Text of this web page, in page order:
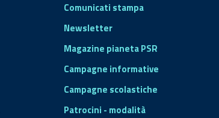
Comunicati stampa
Newsletter
Magazine pianeta PSR
Campagne informative
Campagne scolastiche
Patrocini - modalità